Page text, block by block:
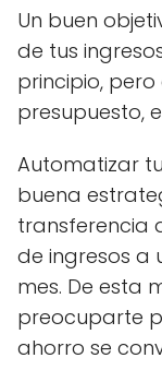
Un buen
de tus
principio,
presupuesto,
Automatizar
buena
transferencia
de ingresos a
mes. De esta
preocuparte
ahorro se